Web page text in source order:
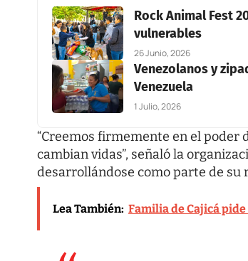
Rock Animal Fest
vulnerables
26 Junio, 2026
Venezolanos y
Venezuela
1 Julio, 2026
“Creemos firmemente en el
cambian vidas”, señaló la
desarrollándose como parte de
Lea También: Familia de Cajicá